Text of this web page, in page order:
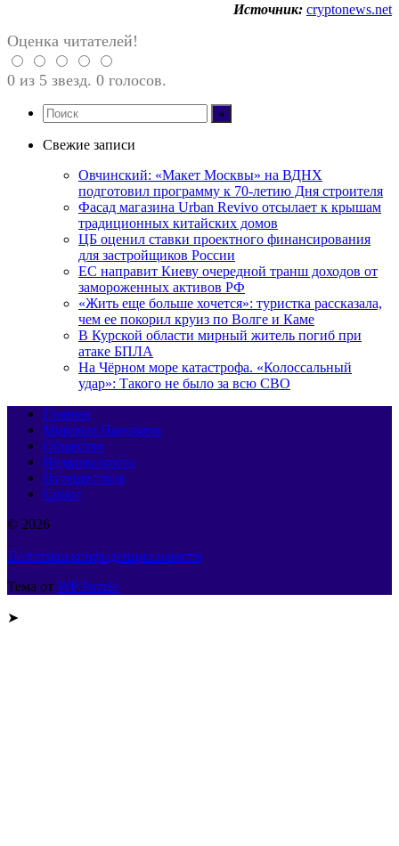
Источник: cryptonews.net
Оценка читателей!
0 из 5 звезд. 0 голосов.
Свежие записи
Овчинский: «Макет Москвы» на ВДНХ
подготовил программу к 70-летию Дня строителя
Фасад магазина Urban Revivo отсылает к крышам
традиционных китайских домов
ЦБ оценил ставки проектного финансирования
для застройщиков России
ЕС направит Киеву очередной транш доходов от
замороженных активов РФ
«Жить еще больше хочется»: туристка рассказала,
чем ее покорил круиз по Волге и Каме
В Курской области мирный житель погиб при
атаке БПЛА
На Чёрном море катастрофа. «Колоссальный
удар»: Такого не было за всю СВО
Главная
Мировая Панорама
Общество
Недвижимость
Путешествия
Спорт
© 2026
Политика конфиденциальности
Тема от WP Puzzle
➤